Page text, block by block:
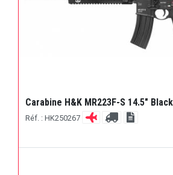
Carabine H&K MR223F-S 14.5"
Réf. : HK250267